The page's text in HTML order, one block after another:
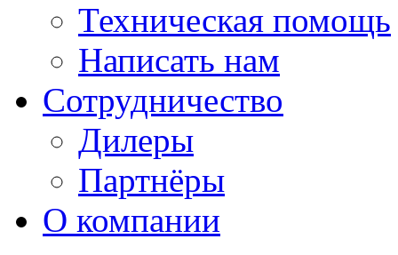
Техническая помощь
Написать нам
Сотрудничество
Дилеры
Партнёры
О компании